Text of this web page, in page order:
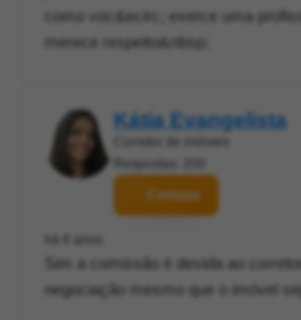
como voc&ecirc; exerce uma
merece respeito&nbsp;
Kátia Evangelista
Corretor de imóveis
Respostas: 200
Contatar
há 6 anos
Sim a comissão é devida ao
negociação mesmo que o imóvel